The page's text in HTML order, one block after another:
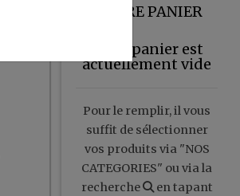
VOTRE PANIER
Votre panier est
actuellement vide
Pour le remplir, il vous
suffit de sélectionner
vos produits via "NOS
CATEGORIES" ou via la
recherche
en tapant